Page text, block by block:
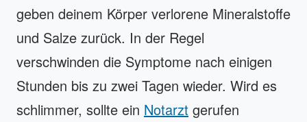
geben deinem Körper verlorene Mineralstoffe
und Salze zurück. In der Regel
verschwinden die Symptome nach einigen
Stunden bis zu zwei Tagen wieder. Wird es
schlimmer, sollte ein Notarzt gerufen